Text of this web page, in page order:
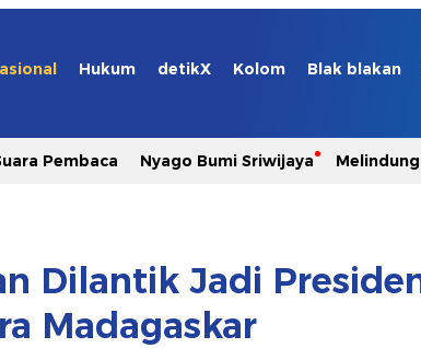
Hukum detikX Kolom Blak blakan
Pembaca Nyago Bumi Sriwijaya
Dilantik Jadi
Madagaskar